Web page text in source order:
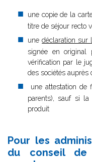
une copie de la
titre de séjour recto
unedéclaration sur
signée en original
vérification par le
des sociétés auprès
une attestation de
parents), sauf si
produit
Pour les
du conseil de